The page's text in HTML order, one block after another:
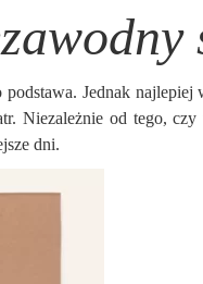
Jednak
Niezależnie od tego,
dni.